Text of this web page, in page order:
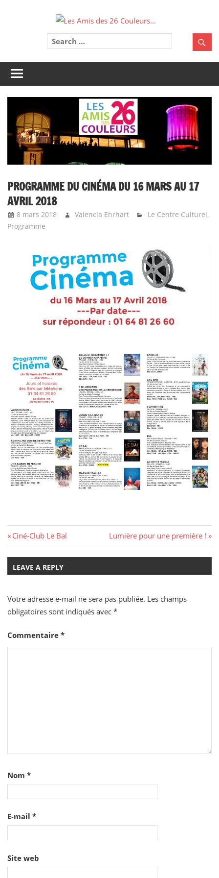
Amis
des
26
à
partager
!
PROGRAMME DU CINÉMA DU 16 MARS AU 17
AVRIL 2018
8 mars 2018 Valencia Ehrhart Le Centre Culturel,
Programme
Navigation
de
l’article
Previous
Post:
Ciné-Club Le Bal
Next
Post:
Lumière pour une première !
LEAVE A REPLY
Votre adresse e-mail ne sera pas publiée. Les champs
obligatoires sont indiqués avec *
Commentaire *
Nom *
E-mail *
Site web